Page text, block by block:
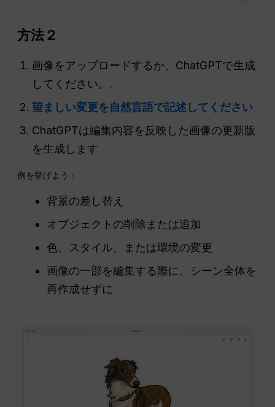
方法２
画像をアップロードするか、ChatGPTで生成
してください。.
望ましい変更を自然言語で記述してください
ChatGPTは編集内容を反映した画像の更新版
を生成します
例を挙げよう：
背景の差し替え
オブジェクトの削除または追加
色、スタイル、または環境の変更
画像の一部を編集する際に、シーン全体を
再作成せずに